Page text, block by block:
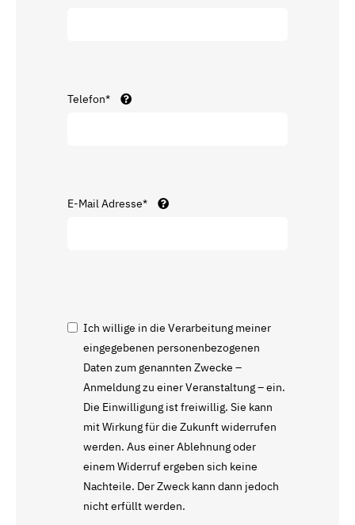
Telefon*
E-Mail Adresse*
Ich willige in die Verarbeitung meiner
eingegebenen personenbezogenen
Daten zum genannten Zwecke –
Anmeldung zu einer Veranstaltung – ein.
Die Einwilligung ist freiwillig. Sie kann
mit Wirkung für die Zukunft widerrufen
werden. Aus einer Ablehnung oder
einem Widerruf ergeben sich keine
Nachteile. Der Zweck kann dann jedoch
nicht erfüllt werden.